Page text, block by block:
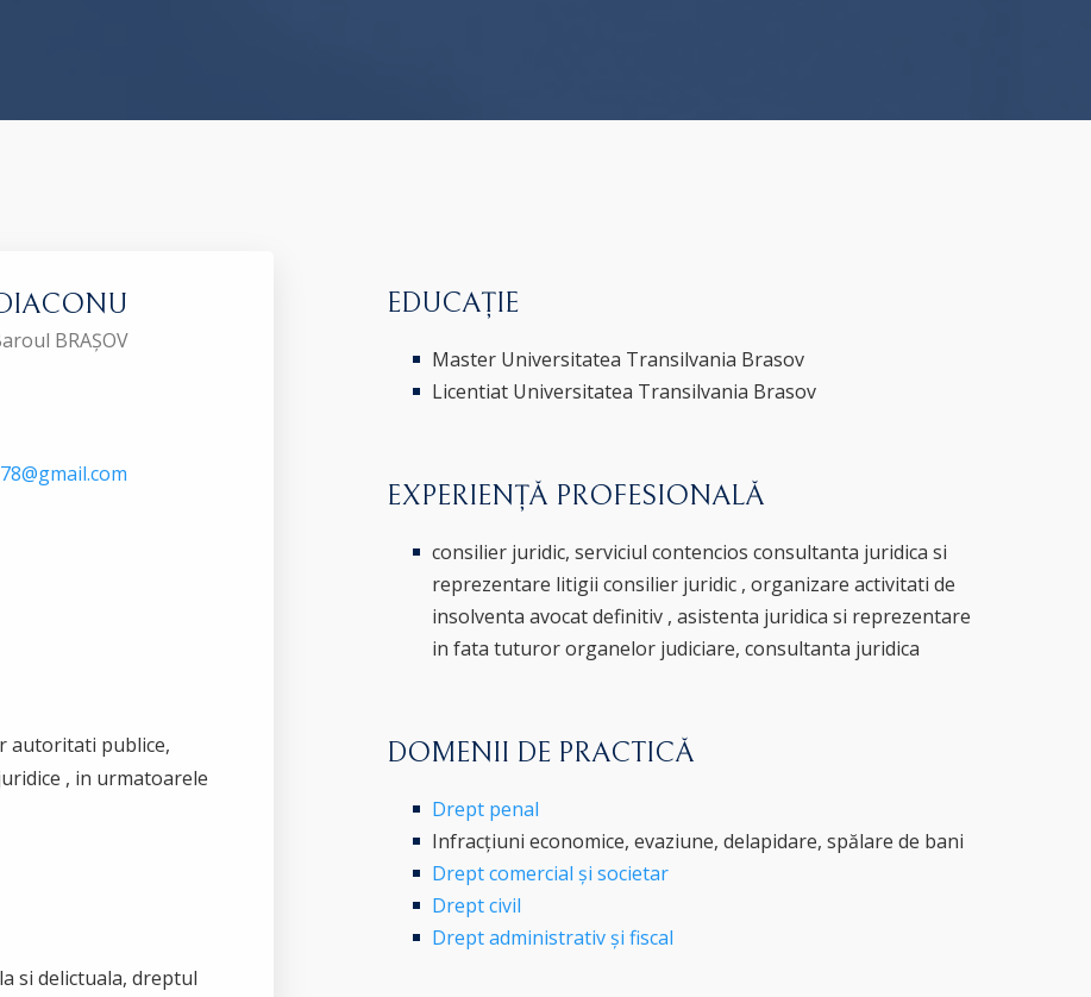
BRAȘOV
autoritati publice,
, in urmatoarele
si delictuala, dreptul
EDUCAȚIE
Master Universitatea Transilvania Brasov
Licentiat Universitatea Transilvania Brasov
EXPERIENȚĂ PROFESIONALĂ
consilier juridic, serviciul contencios consultanta juridica si
reprezentare litigii consilier juridic , organizare activitati de
insolventa avocat definitiv , asistenta juridica si reprezentare
in fata tuturor organelor judiciare, consultanta juridica
DOMENII DE PRACTICĂ
Drept penal
Infracțiuni economice, evaziune, delapidare, spălare de bani
Drept comercial și societar
Drept civil
Drept administrativ și fiscal